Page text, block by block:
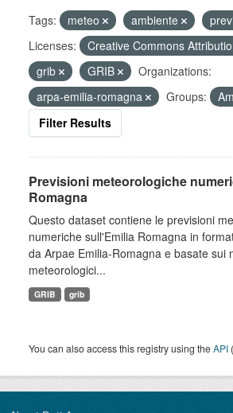
Tags: meteo ambiente
Licenses:
Creative Commons
grib
GRIB
Organizations:
arpa-emilia-romagna
Groups:
Filter Results
Previsioni meteorologiche
Romagna
Questo dataset contiene le previsioni
numeriche sull'Emilia Romagna in
da Arpae Emilia-Romagna e basate sui
meteorologici...
GRIB grib
You can also access this registry using theAPI